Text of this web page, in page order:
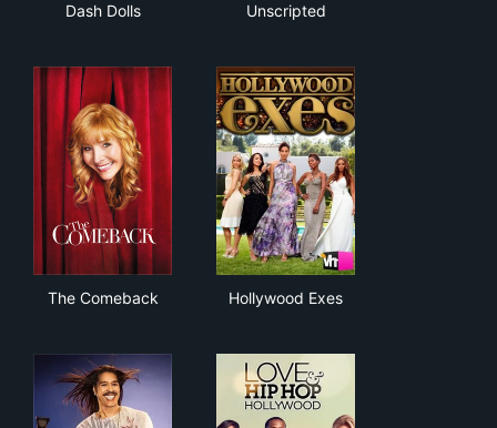
Dash Dolls Unscripted
The Comeback Hollywood Exes